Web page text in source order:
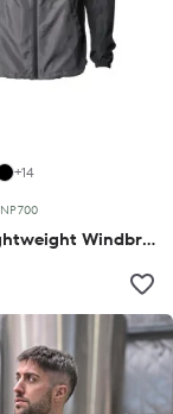
+14
NP700
Unisex Lightweight Windbreaker Jacket